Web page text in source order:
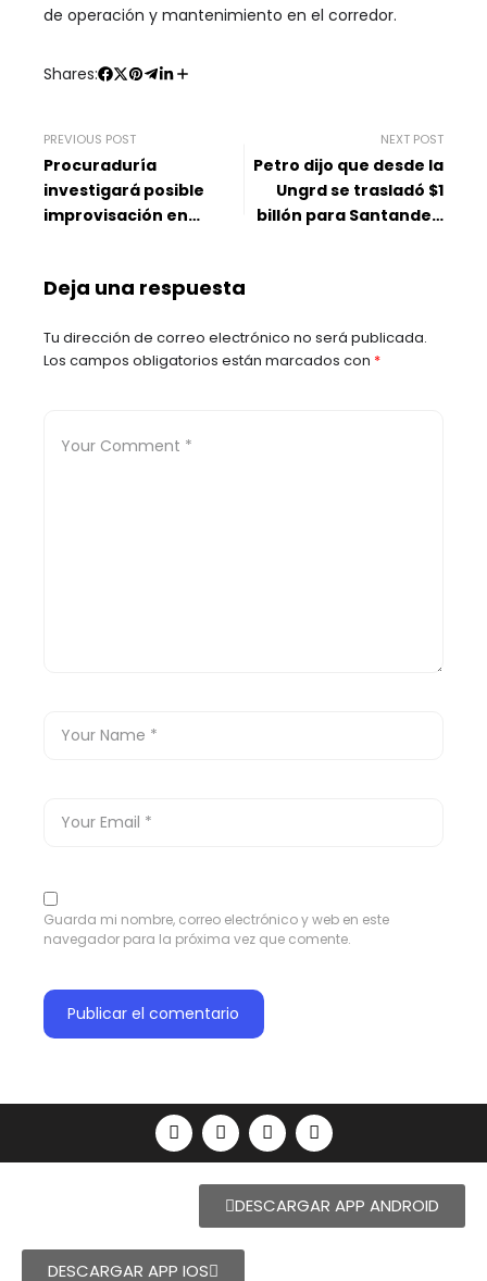
de operación y mantenimiento en el corredor.
Shares:
PREVIOUS POST
Procuraduría
investigará posible
improvisación en
maestros
NEXT POST
Petro dijo que desde la
Ungrd se trasladó $1
billón para Santander:
Deja una respuesta
Tu dirección de correo electrónico no será publicada.
Los campos obligatorios están marcados con *
Guarda mi nombre, correo electrónico y web en este
navegador para la próxima vez que comente.
DESCARGAR APP ANDROID
DESCARGAR APP IOS